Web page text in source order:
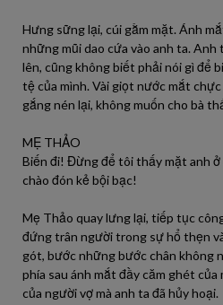
Hưng sững lại, cúi gằm mặt. Ánh
những mũi dao cứa vào anh ta. Anh
lên, cũng không biết phải nói gì để
tệ của mình. Vài giọt nước mắt
gắng nén lại, không muốn cho bà
MẸ THẢO
Biến đi! Đừng để tôi thấy mặt anh
chào đón kẻ bội bạc!
Mẹ Thảo quay lưng lại, tiếp tục
đứng trân người trong sự hổ thẹn
gót, bước những bước chân không
phía sau ánh mắt đầy căm ghét
của người vợ mà anh ta đã hủy hoại.